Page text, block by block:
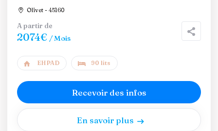
Olivet - 45160
A partir de
2074€ / Mois
EHPAD 90 lits
Recevoir des infos
En savoir plus